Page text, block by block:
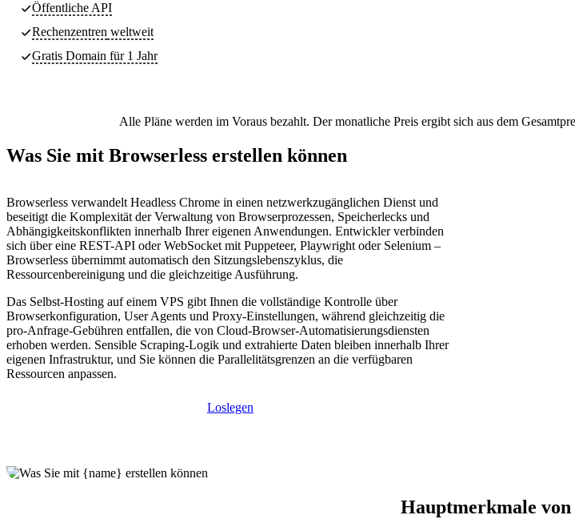
Öffentliche API
Rechenzentren weltweit
Gratis Domain für 1 Jahr
Alle Pläne werden im Voraus bezahlt. Der monatliche Preis ergibt sich aus dem
Was Sie mit Browserless erstellen können
Browserless verwandelt Headless Chrome in einen netzwerkzugänglichen Dienst und
beseitigt die Komplexität der Verwaltung von Browserprozessen, Speicherlecks und
Abhängigkeitskonflikten innerhalb Ihrer eigenen Anwendungen. Entwickler verbinden
sich über eine REST-API oder WebSocket mit Puppeteer, Playwright oder Selenium –
Browserless übernimmt automatisch den Sitzungslebenszyklus, die
Ressourcenbereinigung und die gleichzeitige Ausführung.
Das Selbst-Hosting auf einem VPS gibt Ihnen die vollständige Kontrolle über
Browserkonfiguration, User Agents und Proxy-Einstellungen, während gleichzeitig die
pro-Anfrage-Gebühren entfallen, die von Cloud-Browser-Automatisierungsdiensten
erhoben werden. Sensible Scraping-Logik und extrahierte Daten bleiben innerhalb Ihrer
eigenen Infrastruktur, und Sie können die Parallelitätsgrenzen an die verfügbaren
Ressourcen anpassen.
Loslegen
Hauptmerkmale von